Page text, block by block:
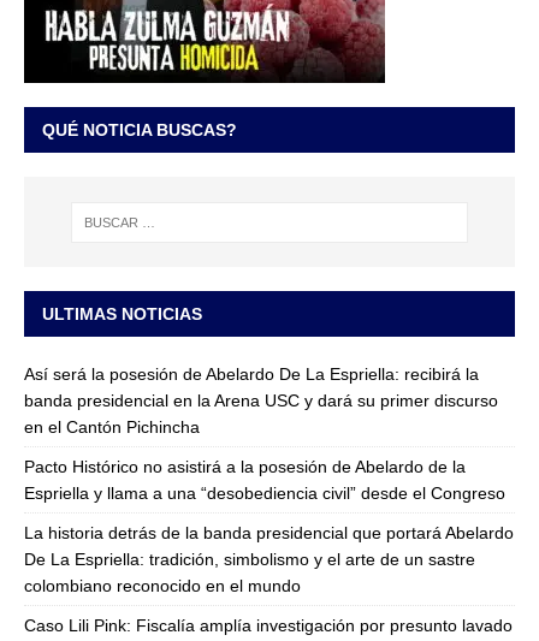
QUÉ NOTICIA BUSCAS?
ULTIMAS NOTICIAS
Así será la posesión de Abelardo De La Espriella: recibirá la
banda presidencial en la Arena USC y dará su primer discurso
en el Cantón Pichincha
Pacto Histórico no asistirá a la posesión de Abelardo de la
Espriella y llama a una “desobediencia civil” desde el Congreso
La historia detrás de la banda presidencial que portará Abelardo
De La Espriella: tradición, simbolismo y el arte de un sastre
colombiano reconocido en el mundo
Caso Lili Pink: Fiscalía amplía investigación por presunto lavado